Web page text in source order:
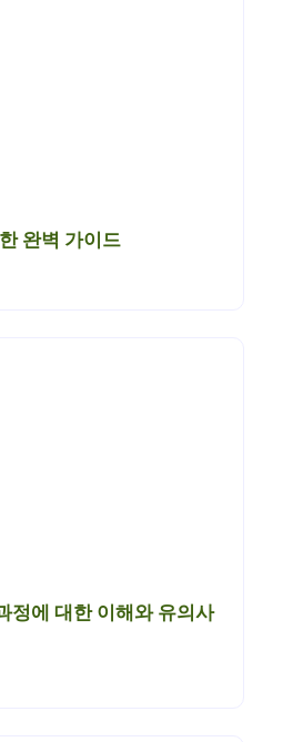
완벽 가이드
정에 대한 이해와 유의사